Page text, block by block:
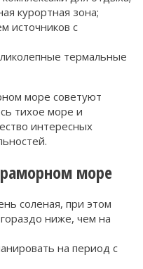
курортная зона;
источников с
термальные
море советуют
тихое море и
интересных
море
соленая, при этом
ниже, чем на
на период с